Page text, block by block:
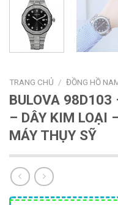
TRANG CHỦ / ĐỒNG HỒ
BULOVA 98D103
– DÂY KIM LOẠI
MÁY THỤY SỸ